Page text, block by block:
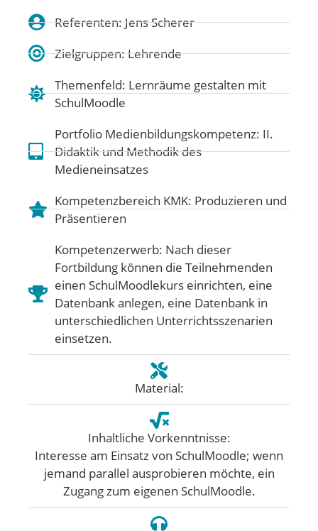
Referenten: Jens Scherer
Zielgruppen: Lehrende
Themenfeld: Lernräume gestalten mit
SchulMoodle
Portfolio Medienbildungskompetenz: II.
Didaktik und Methodik des
Medieneinsatzes
Kompetenzbereich KMK: Produzieren und
Präsentieren
Kompetenzerwerb: Nach dieser
Fortbildung können die Teilnehmenden
einen SchulMoodlekurs einrichten, eine
Datenbank anlegen, eine Datenbank in
unterschiedlichen Unterrichtsszenarien
einsetzen.
Material:
Inhaltliche Vorkenntnisse:
Interesse am Einsatz von SchulMoodle; wenn
jemand parallel ausprobieren möchte, ein
Zugang zum eigenen SchulMoodle.